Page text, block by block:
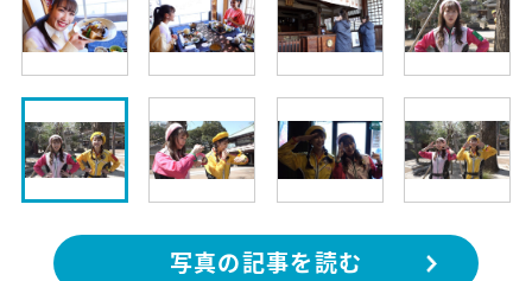
写真の記事を読む